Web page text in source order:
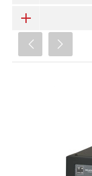
تامین قطعات